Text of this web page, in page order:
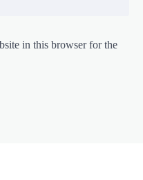
in this browser for the